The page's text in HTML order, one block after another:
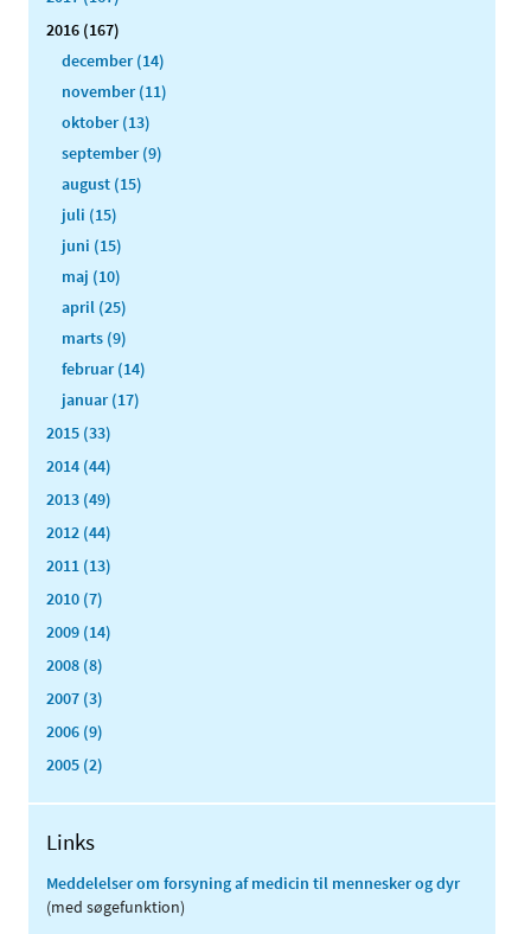
2016 (167)
december (14)
november (11)
oktober (13)
september (9)
august (15)
juli (15)
juni (15)
maj (10)
april (25)
marts (9)
februar (14)
januar (17)
2015 (33)
2014 (44)
2013 (49)
2012 (44)
2011 (13)
2010 (7)
2009 (14)
2008 (8)
2007 (3)
2006 (9)
2005 (2)
Links
Meddelelser om forsyning af medicin til mennesker og dyr
(med søgefunktion)